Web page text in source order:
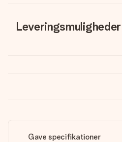
Leveringsmuligheder
Gave specifikationer